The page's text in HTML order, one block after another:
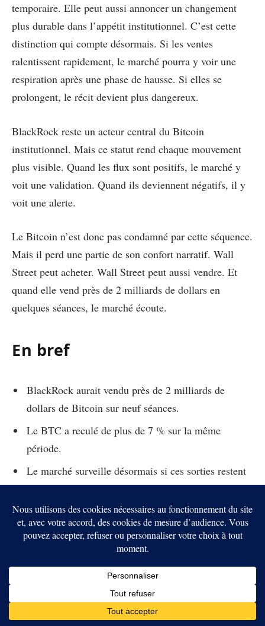
temporaire. Elle peut aussi annoncer un changement
plus durable dans l’appétit institutionnel. C’est cette
distinction qui compte désormais. Si les ventes
ralentissent rapidement, le marché pourra y voir une
respiration après une phase de hausse. Si elles se
prolongent, le récit devient plus dangereux.
BlackRock reste un acteur central du Bitcoin
institutionnel. Mais ce statut rend chaque mouvement
plus visible. Quand les flux sont positifs, le marché y
voit une validation. Quand ils deviennent négatifs, il y
voit une alerte.
Le Bitcoin n’est donc pas condamné par cette séquence.
Mais il perd une partie de son confort narratif. Wall
Street peut acheter. Wall Street peut aussi vendre. Et
quand elle vend près de 2 milliards de dollars en
quelques séances, le marché écoute.
En bref
BlackRock aurait vendu près de 2 milliards de
dollars de Bitcoin sur neuf séances.
Le BTC a reculé de plus de 7 % sur la même
période.
Le marché surveille désormais si ces sorties restent
ponctuelles ou deviennent une tendance.
Pinterest
Mosengo Léon
Mosengo Léon est un analyste crypto et rédacteur pour